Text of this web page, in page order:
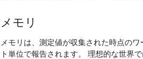
メモリ
メモリは、測定値が収集された時点の
ト単位で報告されます。 理想的な世界